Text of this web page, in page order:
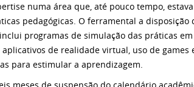
numa área que, até pouco tempo,
pedagógicas. O ferramental a disposição
programas de simulação das práticas em
de realidade virtual, uso de games
para estimular a aprendizagem.